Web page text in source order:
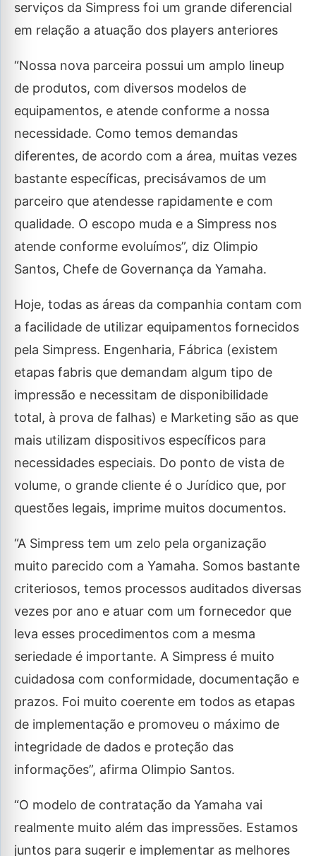
serviços da Simpress foi um grande diferencial
em relação a atuação dos players anteriores
“Nossa nova parceira possui um amplo lineup
de produtos, com diversos modelos de
equipamentos, e atende conforme a nossa
necessidade. Como temos demandas
diferentes, de acordo com a área, muitas vezes
bastante específicas, precisávamos de um
parceiro que atendesse rapidamente e com
qualidade. O escopo muda e a Simpress nos
atende conforme evoluímos”, diz Olimpio
Santos, Chefe de Governança da Yamaha.
Hoje, todas as áreas da companhia contam com
a facilidade de utilizar equipamentos fornecidos
pela Simpress. Engenharia, Fábrica (existem
etapas fabris que demandam algum tipo de
impressão e necessitam de disponibilidade
total, à prova de falhas) e Marketing são as que
mais utilizam dispositivos específicos para
necessidades especiais. Do ponto de vista de
volume, o grande cliente é o Jurídico que, por
questões legais, imprime muitos documentos.
“A Simpress tem um zelo pela organização
muito parecido com a Yamaha. Somos bastante
criteriosos, temos processos auditados diversas
vezes por ano e atuar com um fornecedor que
leva esses procedimentos com a mesma
seriedade é importante. A Simpress é muito
cuidadosa com conformidade, documentação e
prazos. Foi muito coerente em todos as etapas
de implementação e promoveu o máximo de
integridade de dados e proteção das
informações”, afirma Olimpio Santos.
“O modelo de contratação da Yamaha vai
realmente muito além das impressões. Estamos
juntos para sugerir e implementar as melhores